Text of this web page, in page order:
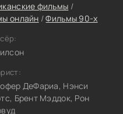
фильмы /
онлайн /Фильмы 90-х
ДеФариа, Нэнси
Брент Мэддок, Рон